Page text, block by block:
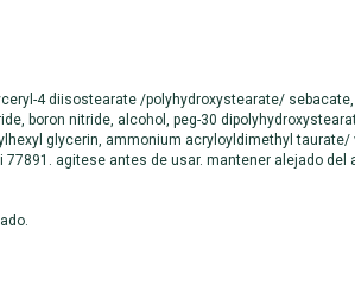
4 diisostearate /polyhydroxystearate/
boron nitride, alcohol, peg-30
glycerin, ammonium acryloyldimethyl taurate/
agitese antes de usar. mantener alejado del